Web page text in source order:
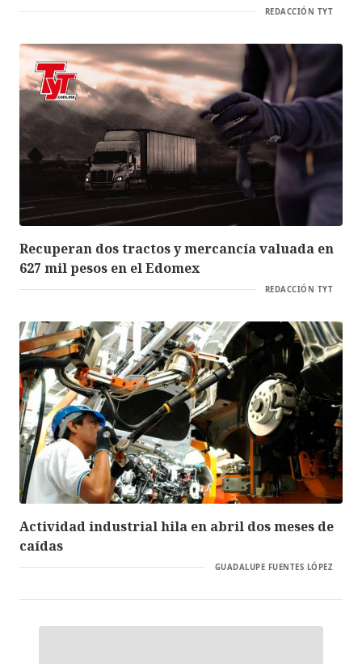
REDACCIÓN TYT
Recuperan dos tractos y mercancía valuada en
627 mil pesos en el Edomex
REDACCIÓN TYT
Actividad industrial hila en abril dos meses de
caídas
GUADALUPE FUENTES LÓPEZ